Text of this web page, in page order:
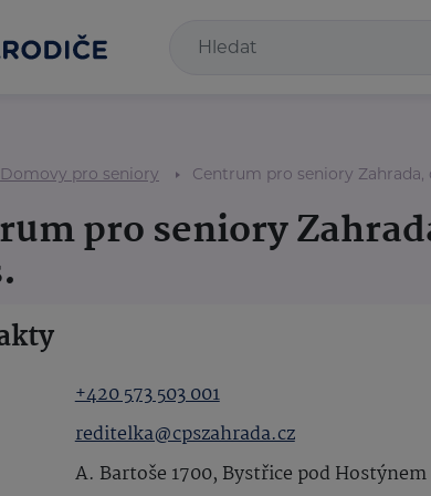
Domovy pro seniory Centrum pro seniory Zahrada,
pro seniory
+420 573 503 001
reditelka@cpszahrada.cz
A. Bartoše 1700, Bystřice pod Hostýnem